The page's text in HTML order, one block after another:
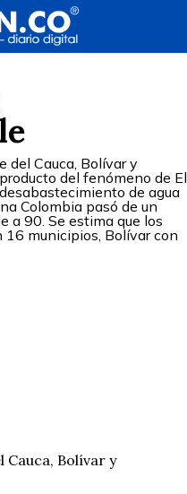
del Cauca, Bolívar y
del fenómeno de El
de agua
Colombia pasó de un
a 90. Se estima que los
16 municipios, Bolívar con
Bolívar y